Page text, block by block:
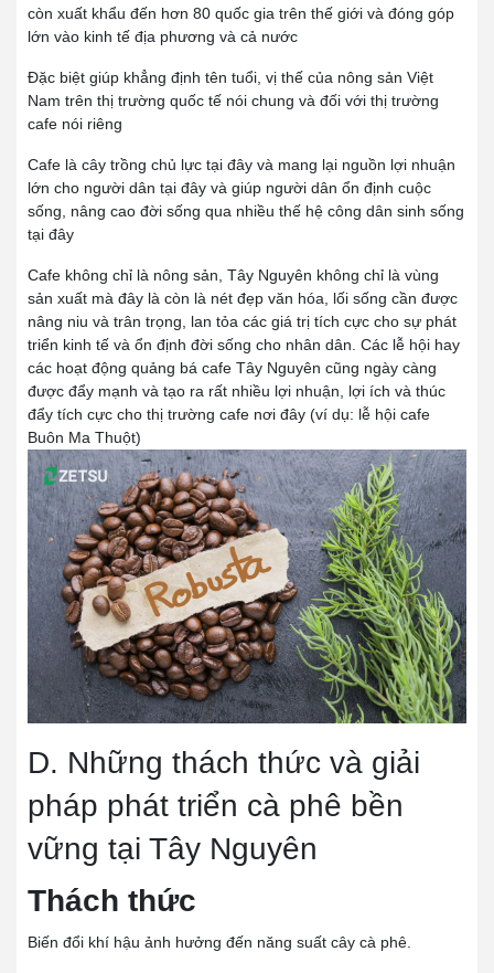
còn xuất khẩu đến hơn 80 quốc gia trên thế giới và đóng góp
lớn vào kinh tế địa phương và cả nước
Đặc biệt giúp khẳng định tên tuổi, vị thế của nông sản Việt
Nam trên thị trường quốc tế nói chung và đối với thị trường
cafe nói riêng
Cafe là cây trồng chủ lực tại đây và mang lại nguồn lợi nhuận
lớn cho người dân tại đây và giúp người dân ổn định cuộc
sống, nâng cao đời sống qua nhiều thế hệ công dân sinh sống
tại đây
Cafe không chỉ là nông sản, Tây Nguyên không chỉ là vùng
sản xuất mà đây là còn là nét đẹp văn hóa, lối sống cần được
nâng niu và trân trọng, lan tỏa các giá trị tích cực cho sự phát
triển kinh tế và ổn định đời sống cho nhân dân. Các lễ hội hay
các hoạt động quảng bá cafe Tây Nguyên cũng ngày càng
được đẩy mạnh và tạo ra rất nhiều lợi nhuận, lợi ích và thúc
đẩy tích cực cho thị trường cafe nơi đây (ví dụ: lễ hội cafe
Buôn Ma Thuột)
D. Những thách thức và giải
pháp phát triển cà phê bền
vững tại Tây Nguyên
Thách thức
Biến đổi khí hậu ảnh hưởng đến năng suất cây cà phê.